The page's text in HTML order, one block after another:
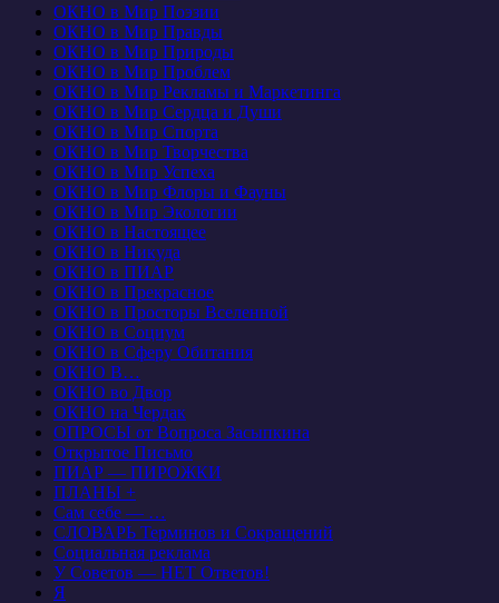
ОКНО в Мир Поэзии
ОКНО в Мир Правды
ОКНО в Мир Природы
ОКНО в Мир Проблем
ОКНО в Мир Рекламы и Маркетинга
ОКНО в Мир Сердца и Души
ОКНО в Мир Спорта
ОКНО в Мир Творчества
ОКНО в Мир Успеха
ОКНО в Мир Флоры и Фауны
ОКНО в Мир Экологии
ОКНО в Настоящее
ОКНО в Никуда
ОКНО в ПИАР
ОКНО в Прекрасное
ОКНО в Просторы Вселенной
ОКНО в Социум
ОКНО в Сферу Обитания
ОКНО В…
ОКНО во Двор
ОКНО на Чердак
ОПРОСЫ от Вопроса Засыпкина
Открытое Письмо
ПИАР — ПИРОЖКИ
ПЛАНЫ +
Сам себе — …
СЛОВАРЬ Терминов и Сокращений
Социальная реклама
У Советов — НЕТ Ответов!
Я